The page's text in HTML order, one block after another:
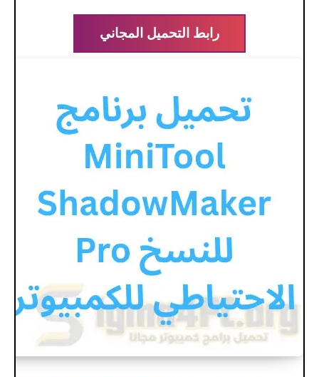
رابط التحميل المجاني